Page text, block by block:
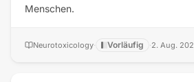
Menschen.
Neurotoxicology· Vorläufig ·2. Aug.